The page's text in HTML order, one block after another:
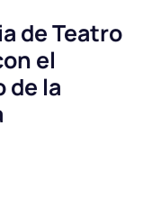
de Teatro
el
de la